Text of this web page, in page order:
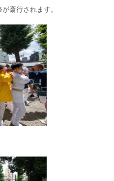
斎行されます。